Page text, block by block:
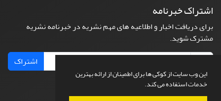
این وب سایت از کوکی ها برای اطمینان از ارائه بهترین
خدمات استفاده می کند.
اشتراک خبرنامه
برای دریافت اخبار و اطلاعیه های مهم نشریه در خبرنامه نشریه
مشترک شوید.
اشتراک